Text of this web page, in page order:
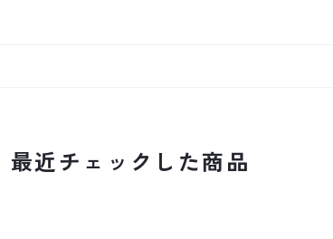
最近チェックした商品